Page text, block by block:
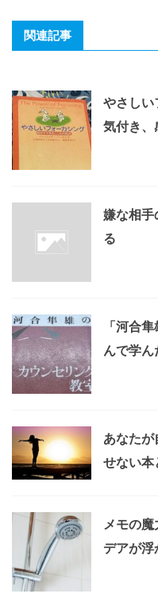
関連記事
やさしい
気付き、
嫌な相手
る
「河合
んで学ん
あなた
せない本
メモの
デアが浮